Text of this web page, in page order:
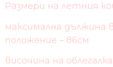
Размери на летния
максимална дължина
положение – 86см
височина на